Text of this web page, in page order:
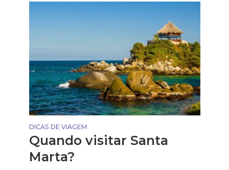
DICAS DE VIAGEM
Quando visitar Santa
Marta?